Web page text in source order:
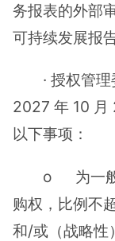
务报表的外部
可持续发展报
· 授权管
2027 年 10 月
以下事项：
o 为一般
购权，比例不
和/或（战略性